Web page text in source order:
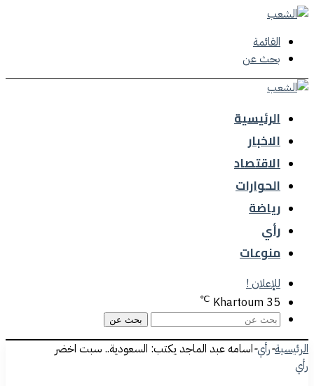
القائمة
بحث عن
الرئيسية
الاخبار
الاقتصاد
الحوارات
رياضة
رأي
منوعات
للإعلان !
Khartoum 35
℃
بحث عن
الرئيسية-رأي-اسامه عبد الماجد يكتب: السعودية.. سبت اخضر
رأي